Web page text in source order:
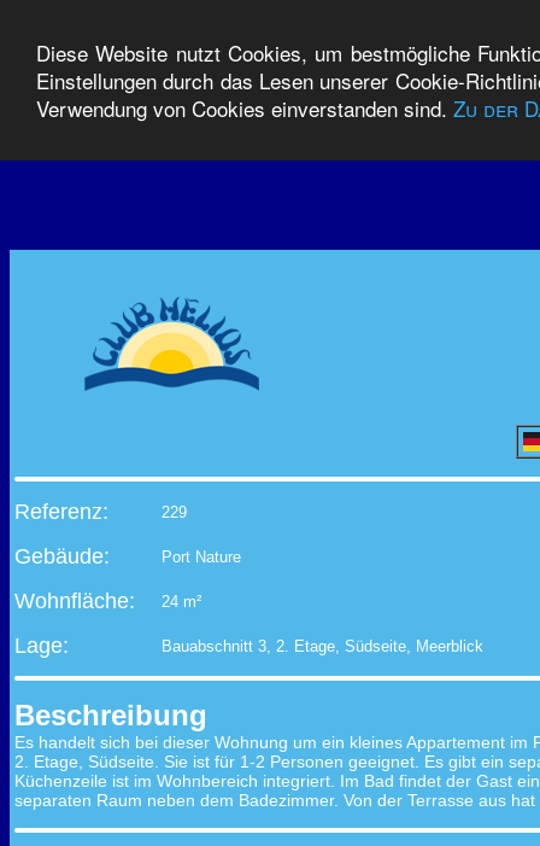
Diese Website nutzt Cookies, um bestmögliche
Einstellungen durch das Lesen unserer Cookie-
Verwendung von Cookies einverstanden sind. Zu der
Referenz: 229
Gebäude: Port Nature
Wohnfläche: 24 m²
Lage: Bauabschnitt 3, 2. Etage, Südseite, Meerblick
Beschreibung
Es handelt sich bei dieser Wohnung um ein kleines Appartement
2. Etage, Südseite. Sie ist für 1-2 Personen geeignet. Es gibt ein
Küchenzeile ist im Wohnbereich integriert. Im Bad findet der Gast
separaten Raum neben dem Badezimmer. Von der Terrasse aus